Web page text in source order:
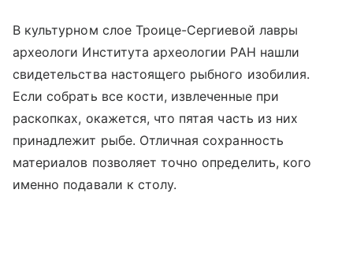
В культурном слое Троице-Сергиевой лавры
археологи Института археологии РАН нашли
свидетельства настоящего рыбного изобилия.
Если собрать все кости, извлеченные при
раскопках, окажется, что пятая часть из них
принадлежит рыбе. Отличная сохранность
материалов позволяет точно определить, кого
именно подавали к столу.